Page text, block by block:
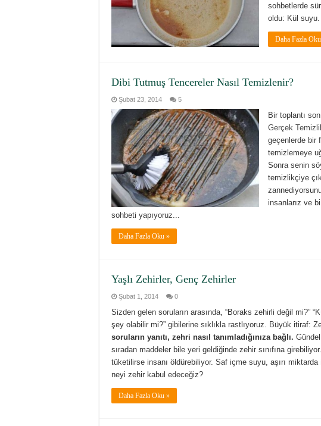
sohbetlerde
oldu: Kül suyu.
Daha Fazla
Dibi Tutmuş Tencereler Nasıl Temizlenir?
Şubat 23, 2014 5
Bir toplantı
Gerçek
geçenlerde bir
temizlemeye
Sonra senin
temizlikçiye
insanlarız ve
sohbeti yapıyoruz...
Daha Fazla Oku »
Yaşlı Zehirler, Genç Zehirler
Şubat 1, 2014 0
Sizden gelen soruların arasında, “Boraks zehirli değil mi?”
şey olabilir mi?” gibilerine sıklıkla rastlıyoruz. Büyük itiraf:
soruların yanıtı, zehri nasıl tanımladığınıza bağlı.
sıradan maddeler bile yeri geldiğinde zehir sınıfına
tüketilirse insanı öldürebiliyor. Saf içme suyu, aşırı
neyi zehir kabul edeceğiz?
Daha Fazla Oku »